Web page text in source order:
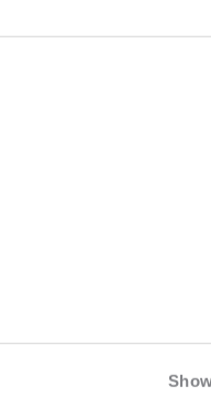
TILFØJ TIL